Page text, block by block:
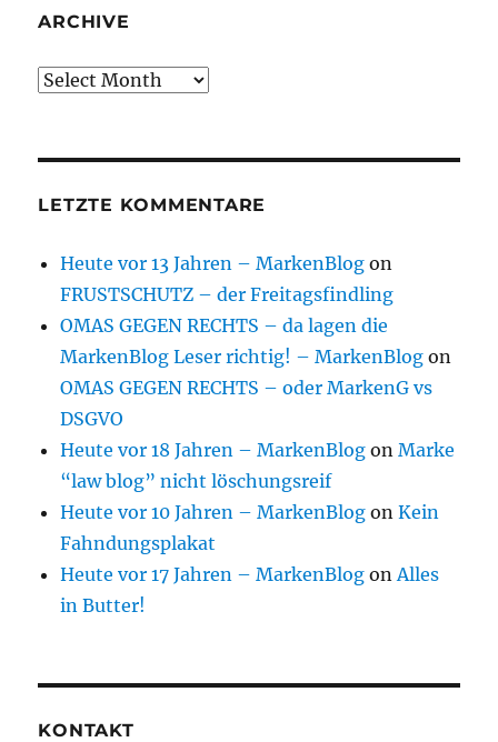
ARCHIVE
Archive
LETZTE KOMMENTARE
Heute vor 13 Jahren – MarkenBlog on
FRUSTSCHUTZ – der Freitagsfindling
OMAS GEGEN RECHTS – da lagen die
MarkenBlog Leser richtig! – MarkenBlog on
OMAS GEGEN RECHTS – oder MarkenG vs
DSGVO
Heute vor 18 Jahren – MarkenBlog onMarke
“law blog” nicht löschungsreif
Heute vor 10 Jahren – MarkenBlog onKein
Fahndungsplakat
Heute vor 17 Jahren – MarkenBlog onAlles
in Butter!
KONTAKT